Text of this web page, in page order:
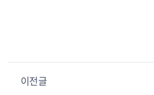
이전글